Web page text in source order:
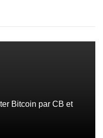
Bitcoin par CB et